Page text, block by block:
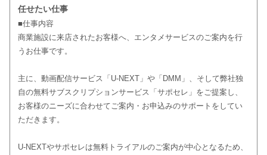
任せたい仕事
■仕事内容
商業施設に来店されたお客様へ、エンタメサービスのご案内を行
うお仕事です。
主に、動画配信サービス「U-NEXT」や「DMM」、そして弊社独
自の無料サブスクリプションサービス「サポセレ」をご提案し、
お客様のニーズに合わせてご案内・お申込みのサポートをしてい
ただきます。
U-NEXTやサポセレは無料トライアルのご案内が中心となるため、